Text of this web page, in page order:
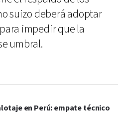
suizo deberá adoptar
impedir que la
umbral.
en Perú: empate técnico